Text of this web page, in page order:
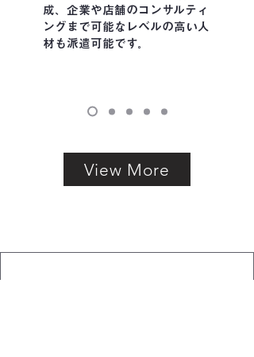
成、企業や店舗のコンサルティ
ングまで可能なレベルの高い人
材も派遣可能です。
View More